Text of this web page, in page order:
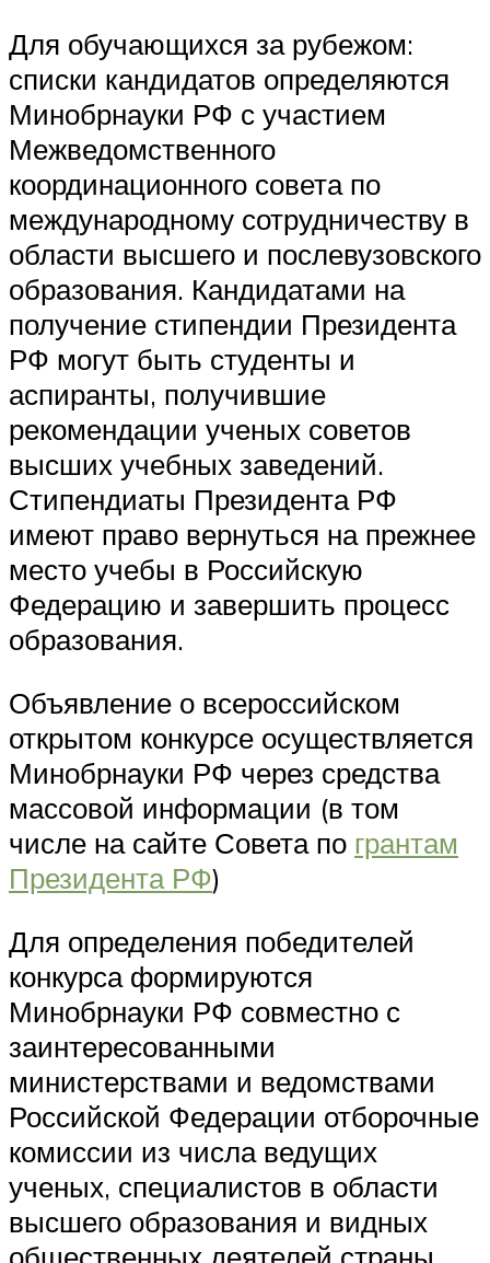
Для обучающихся за рубежом:
списки кандидатов определяются
Минобрнауки РФ с участием
Межведомственного
координационного совета по
международному сотрудничеству в
области высшего и послевузовского
образования. Кандидатами на
получение стипендии Президента
РФ могут быть студенты и
аспиранты, получившие
рекомендации ученых советов
высших учебных заведений.
Стипендиаты Президента РФ
имеют право вернуться на прежнее
место учебы в Российскую
Федерацию и завершить процесс
образования.
Объявление о всероссийском
открытом конкурсе осуществляется
Минобрнауки РФ через средства
массовой информации (в том
числе на сайте Совета по грантам
Президента РФ)
Для определения победителей
конкурса формируются
Минобрнауки РФ совместно с
заинтересованными
министерствами и ведомствами
Российской Федерации отборочные
комиссии из числа ведущих
ученых, специалистов в области
высшего образования и видных